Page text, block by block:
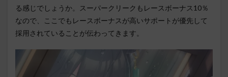
る感じでしょうか。スーパークリークもレースボーナス10％
なので、ここでもレースボーナスが高いサポートが優先して
採用されていることが伝わってきます。